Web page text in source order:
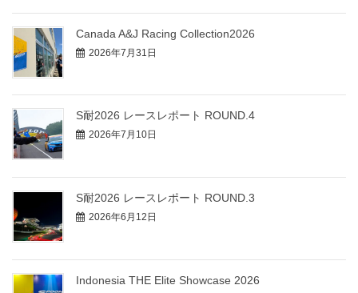
Canada A&J Racing Collection2026
2026年7月31日
S耐2026 レースレポート ROUND.4
2026年7月10日
S耐2026 レースレポート ROUND.3
2026年6月12日
Indonesia THE Elite Showcase 2026